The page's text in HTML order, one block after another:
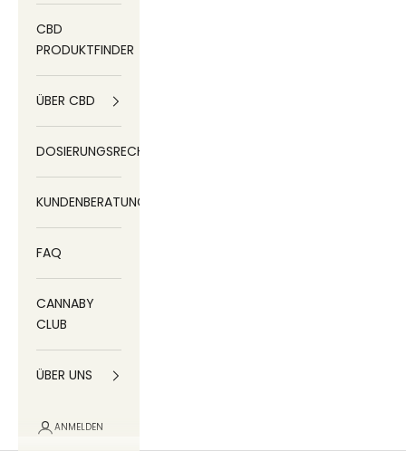
CBD
PRODUKTFINDER
ÜBER CBD
DOSIERUNGSRECHNER
KUNDENBERATUNG
FAQ
CANNABY
CLUB
ÜBER UNS
ANMELDEN